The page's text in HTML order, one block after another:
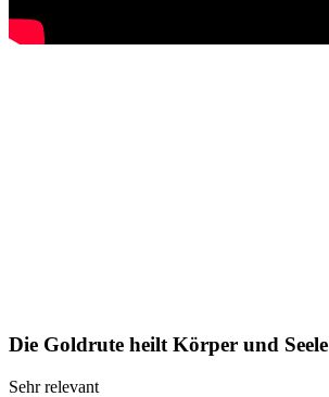
Die Goldrute heilt Körper und Seele
Sehr relevant